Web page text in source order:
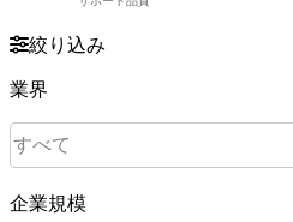
絞り込み
業界
すべて
企業規模